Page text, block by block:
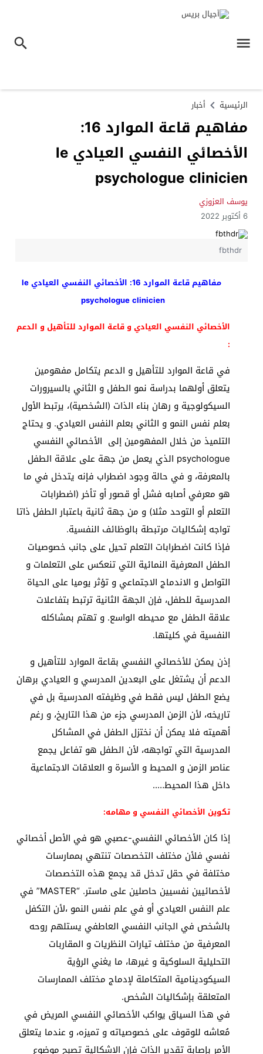
الرئيسية أخبار
مفاهيم قاعة الموارد 16:
الأخصائي النفسي العيادي le
psychologue clinicien
يوسف العزوزي
6 أكتوبر 2022
fbthdr
مفاهيم قاعة الموارد 16: الأخصائي النفسي العيادي le
psychologue clinicien
الأخصائي النفسي العيادي و قاعة الموارد للتأهيل و الدعم
:
في قاعة الموارد للتأهيل و الدعم يتكامل مفهومين
يتعلق أولهما بدراسة نمو الطفل و الثاني بالسيرورات
السيكولوجية و رهان بناء الذات (الشخصية)، يرتبط الأول
بعلم نفس النمو و الثاني بعلم النفس العيادي. و يحتاج
التلميذ من خلال المفهومين إلى الأخصائي النفسي
psychologue الذي يعمل من جهة على علاقة الطفل
بالمعرفة، و في حالة وجود اضطراب فإنه يتدخل في ما
هو معرفي أصابه فشل أو قصور أو تأخر (اضطرابات
التعلم أو التوحد مثلا) و من جهة ثانية باعتبار الطفل ذاتا
تواجه إشكاليات مرتبطة بالوظائف النفسية.
فإذا كانت اضطرابات التعلم تحيل على جانب خصوصيات
الطفل المعرفية النمائية التي تنعكس على التعلمات و
التواصل و الاندماج الاجتماعي و تؤثر يوميا على الحياة
المدرسية للطفل، فإن الجهة الثانية ترتبط بتفاعلات
علاقة الطفل مع محيطه الواسع. و تهتم بمشاكله
النفسية في كليتها.
إذن يمكن للأخصائي النفسي بقاعة الموارد للتأهيل و
الدعم أن يشتغل على البعدين المدرسي و العيادي برهان
يضع الطفل ليس فقط في وظيفته المدرسية بل في
تاريخه، لأن الزمن المدرسي جزء من هذا التاريخ، و رغم
أهميته فلا يمكن أن نختزل الطفل في المشاكل
المدرسية التي تواجهه، لأن الطفل هو تفاعل يجمع
عناصر الزمن و المحيط و الأسرة و العلاقات الاجتماعية
داخل هذا المحيط…..
تكوين الأخصائي النفسي و مهامه:
إذا كان الأخصائي النفسي-عصبي هو في الأصل أخصائي
نفسي فلأن مختلف التخصصات تنتهي بممارسات
مختلفة في حقل تدخل قد يجمع هذه التخصصات
لأخصائيين نفسيين حاصلين على ماستر. “MASTER” في
علم النفس العيادي أو في علم نفس النمو ،لأن التكفل
بالشخص في الجانب النفسي العاطفي يستلهم روحه
المعرفية من مختلف تيارات النظريات و المقاربات
التحليلية السلوكية و غيرها، ما يغني الرؤية
السيكودينامية المتكاملة لإدماج مختلف الممارسات
المتعلقة بإشكاليات الشخص.
في هذا السياق يواكب الأخصائي النفسي المريض في
مُعاشه للوقوف على خصوصياته و تميزه، و عندما يتعلق
الأمر بإصابة تقدير الذات فإن الإشكالية تصبح موضوع